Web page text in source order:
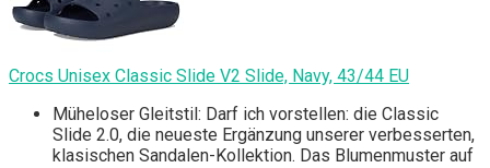
Crocs Unisex Classic Slide V2 Slide, Navy, 43/44 EU
Müheloser Gleitstil: Darf ich vorstellen: die Classic
Slide 2.0, die neueste Ergänzung unserer verbesserten,
klasischen Sandalen-Kollektion. Das Blumenmuster auf